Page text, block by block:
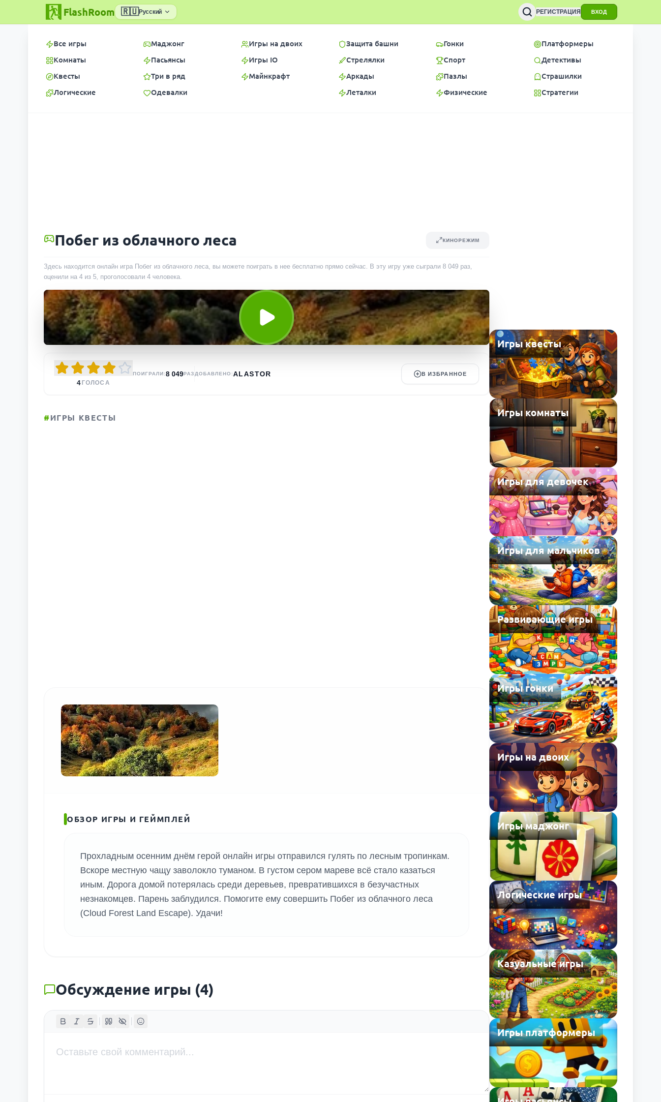
FlashRoom 🇷🇺Русский РЕГИСТРАЦИЯ ВХОД
Все игры
Комнаты
Квесты
Логические
Маджонг
Пасьянсы
Три в ряд
Одевалки
Игры на двоих
Игры IO
Майнкрафт
Защита башни
Стрелялки
Аркады
Леталки
Гонки
Спорт
Пазлы
Физические
Платформеры
Детективы
Страшилки
Стратегии
Побег из облачного леса КИНОРЕЖИМ
Здесь находится онлайн игра Побег из облачного леса, вы можете поиграть в нее бесплатно прямо сейчас. В эту игру уже сыграли 8 049 раз,
оценили на 4 из 5, проголосовали 4 человека.
4 ГОЛОСА
ПОИГРАЛИ:8 049РАЗ ДОБАВЛЕНО:ALASTOR В ИЗБРАННОЕ
#ИГРЫ КВЕСТЫ
ОБЗОР ИГРЫ И ГЕЙМПЛЕЙ
Прохладным осенним днём герой онлайн игры отправился гулять по лесным тропинкам.
Вскоре местную чащу заволокло туманом. В густом сером мареве всё стало казаться
иным. Дорога домой потерялась среди деревьев, превратившихся в безучастных
незнакомцев. Парень заблудился. Помогите ему совершить Побег из облачного леса
(Cloud Forest Land Escape). Удачи!
Обсуждение игры (4)
Игры квесты
Игры комнаты
Игры для девочек
Игры для мальчиков
Развивающие игры
Игры гонки
Игры на двоих
Игры маджонг
Логические игры
Казуальные игры
Игры платформеры